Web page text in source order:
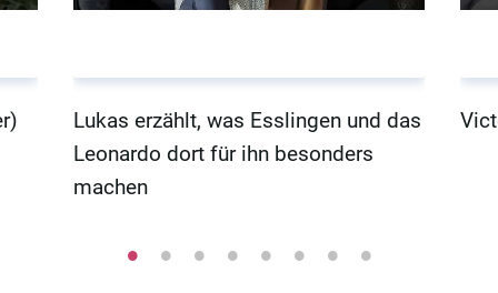
Lukas erzählt, was Esslingen und das
Leonardo dort für ihn besonders
machen